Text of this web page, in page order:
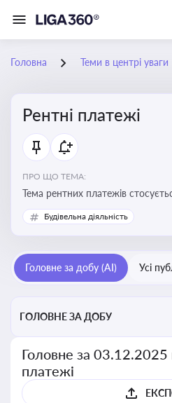
Головна Теми в центрі уваги
Рентні платежі
ПРО ЩО ТЕМА:
Тема рентних платежів
податкових зборів, які
природними ресурсами —
Будівельна діяльність
Головне за добу (AI) Усі
ГОЛОВНЕ ЗА ДОБУ
Головне за 03.12.2025
платежі